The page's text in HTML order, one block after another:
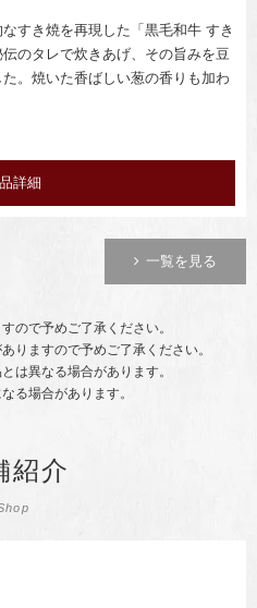
すき焼を再現した「黒毛和牛 すき
のタレで炊きあげ、その旨みを豆
。焼いた香ばしい葱の香りも加わ
詳細
一覧を見る
ので予めご了承ください。
りますので予めご了承ください。
は異なる場合があります。
る場合があります。
紹介